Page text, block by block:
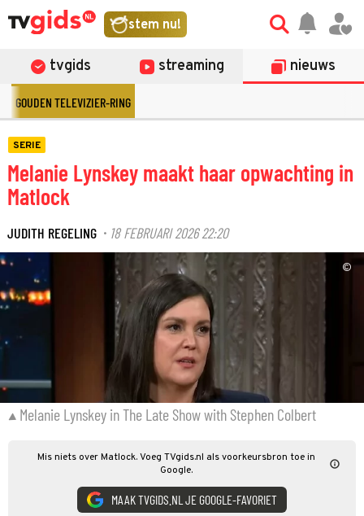
stem nu!
tvgids streaming nieuws
GOUDEN TELEVIZIER-RING
SERIE
Melanie Lynskey maakt haar opwachting in
Matlock
JUDITH REGELING · 18 FEBRUARI 2026 22:20
©
Melanie Lynskey in The Late Show with Stephen Colbert
Mis niets over Matlock. Voeg TVgids.nl als voorkeursbron toe in
Google.
MAAK TVGIDS.NL JE GOOGLE-FAVORIET